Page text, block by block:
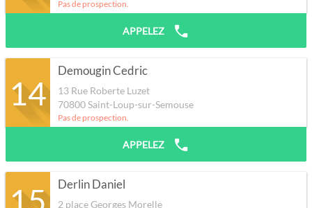
Pas de prospection.
APPELEZ
14
Demougin Cedric
13 Rue Roberte Luzet
70800Saint-Loup-sur-Semouse
Pas de prospection.
APPELEZ
Derlin Daniel
2 place Georges Morelle